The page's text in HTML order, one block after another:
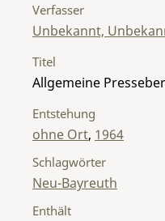
Titel
Allgemeine
Verfasser
Unbekannt,
Entstehung
ohne Ort, 1964
Enthält
Schlagwörter
Neu-Bayreuth